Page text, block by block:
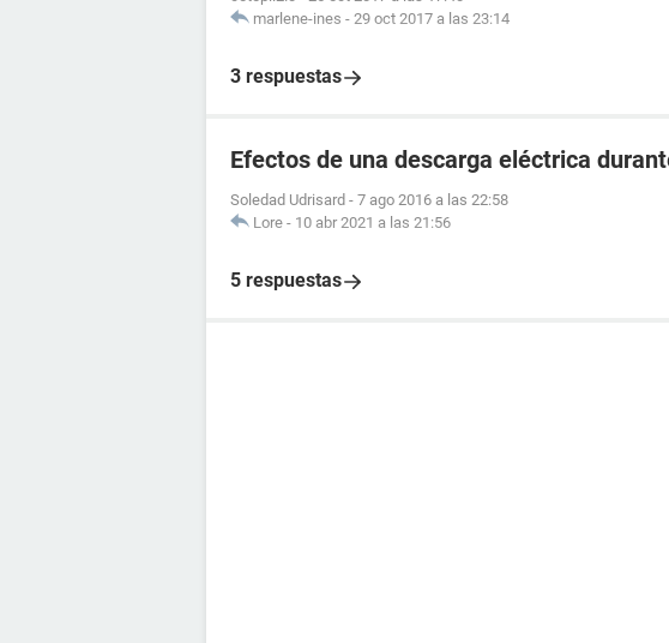
marlene-ines - 29 oct 2017 a las 23:14
3 respuestas
Efectos de una descarga eléctrica
Soledad Udrisard - 7 ago 2016 a las 22:58
Lore - 10 abr 2021 a las 21:56
5 respuestas